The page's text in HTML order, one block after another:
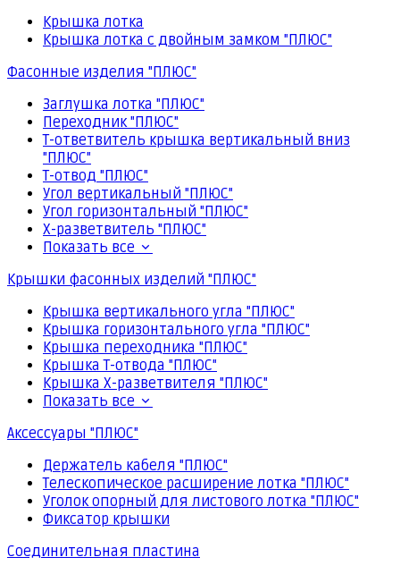
Крышка лотка
Крышка лотка с двойным замком "ПЛЮС"
Фасонные изделия "ПЛЮС"
Заглушка лотка "ПЛЮС"
Переходник "ПЛЮС"
Т-ответвитель крышка вертикальный вниз
"ПЛЮС"
Т-отвод "ПЛЮС"
Угол вертикальный "ПЛЮС"
Угол горизонтальный "ПЛЮС"
Х-разветвитель "ПЛЮС"
Показать все
Крышки фасонных изделий "ПЛЮС"
Крышка вертикального угла "ПЛЮС"
Крышка горизонтального угла "ПЛЮС"
Крышка переходника "ПЛЮС"
Крышка Т-отвода "ПЛЮС"
Крышка Х-разветвителя "ПЛЮС"
Показать все
Аксессуары "ПЛЮС"
Держатель кабеля "ПЛЮС"
Телескопическое расширение лотка "ПЛЮС"
Уголок опорный для листового лотка "ПЛЮС"
Фиксатор крышки
Соединительная пластина